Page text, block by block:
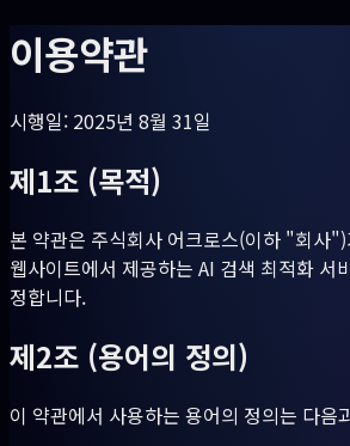
이용약관
시행일: 2025년 8월 31일
제1조 (목적)
본 약관은 주식회사 어크로스(이하 "회사
웹사이트에서 제공하는 AI 검색 최적화 서
정합니다.
제2조 (용어의 정의)
이 약관에서 사용하는 용어의 정의는 다음